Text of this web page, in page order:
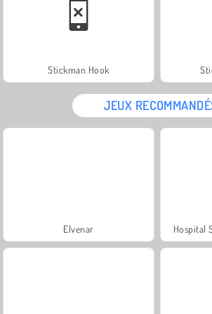
Stickman Hook
JEUX
Elvenar Hospital